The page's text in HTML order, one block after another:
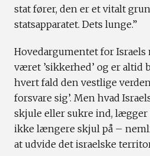
stat fører, den er et vitalt
statsapparatet. Dets lunge.”
Hovedargumentet for
været ’sikkerhed’ og er altid
hvert fald den vestlige
forsvare sig’. Men hvad
skjule eller sukre ind,
ikke længere skjul på –
at udvide det israelske